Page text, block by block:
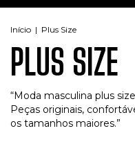
Início | Plus Size
PLUS SIZE
“Moda masculina plus
Peças originais,
os tamanhos maiores.”